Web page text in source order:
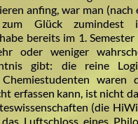
anfing, war man (nach
Glück zumindest
bereits im 1. Semester
oder weniger
gibt: die reine
waren
erfassen kann, ist nicht
(die
Luftschloss eines